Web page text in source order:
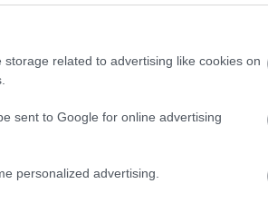
related to advertising like cookies on
sent to Google for online advertising
personalized advertising.
életbe: